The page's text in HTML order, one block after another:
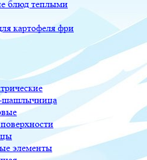
блюд теплыми
картофеля фри
шашлычница
элементы